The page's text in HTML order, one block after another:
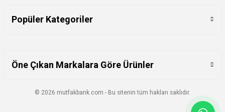
Popüler Kategoriler
Öne Çıkan Markalara Göre Ürünler
© 2026 mutfakbank.com - Bu sitenin tüm hakları saklıdır.